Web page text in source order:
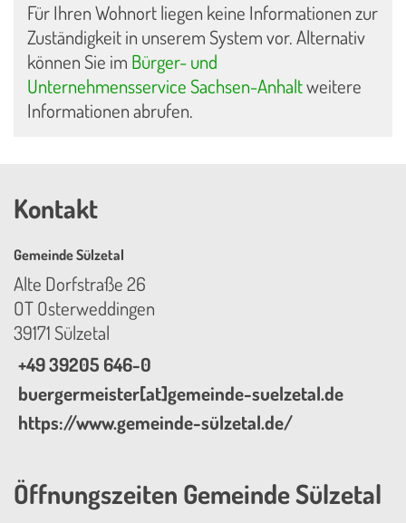
Für Ihren Wohnort liegen keine Informationen zur
Zuständigkeit in unserem System vor. Alternativ
können Sie im Bürger- und
Unternehmensservice Sachsen-Anhaltweitere
Informationen abrufen.
Kontakt
Gemeinde Sülzetal
Alte Dorfstraße 26
OT Osterweddingen
39171 Sülzetal
+49 39205 646-0
buergermeister[at]gemeinde-suelzetal.de
https://www.gemeinde-sülzetal.de/
Öffnungszeiten Gemeinde Sülzetal